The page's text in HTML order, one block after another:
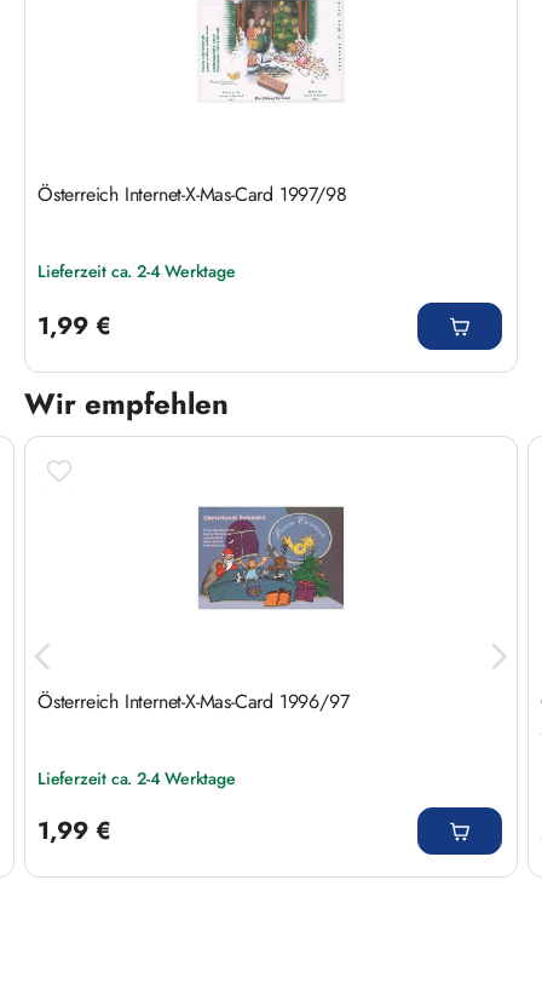
Österreich Internet-X-Mas-Card 1997/98
Lieferzeit ca. 2-4 Werktage
1,99 €
Wir empfehlen
Produktgalerie überspringen
Österreich Internet-X-Mas-Card 1996/97
Lieferzeit ca. 2-4 Werktage
1,99 €